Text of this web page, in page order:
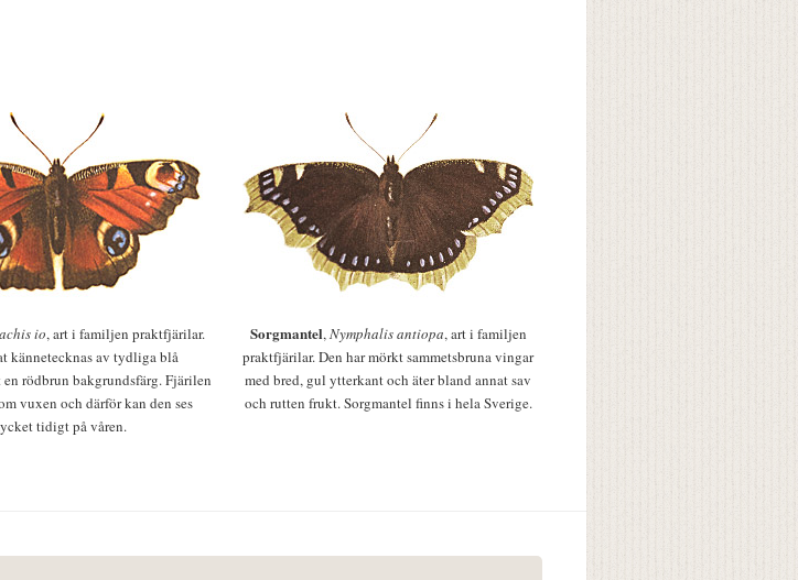
io, art i familjen praktfjärilar.
kännetecknas av tydliga blå
rödbrun bakgrundsfärg. Fjärilen
vuxen och därför kan den ses
tidigt på våren.
Sorgmantel,Nymphalis antiopa, art i familjen
praktfjärilar. Den har mörkt sammetsbruna vingar
med bred, gul ytterkant och äter bland annat sav
och rutten frukt. Sorgmantel finns i hela Sverige.